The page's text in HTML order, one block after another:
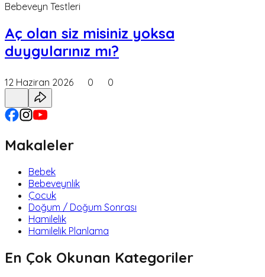
Bebeveyn Testleri
Aç olan siz misiniz yoksa
duygularınız mı?
12 Haziran 2026 0 0
Makaleler
Bebek
Bebeveynlik
Çocuk
Doğum / Doğum Sonrası
Hamilelik
Hamilelik Planlama
En Çok Okunan Kategoriler